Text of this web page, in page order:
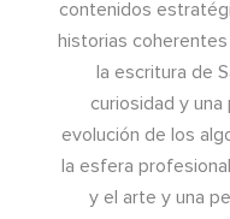
contenidos
historias coherentes
la escritura de
curiosidad y
evolución de los
la esfera
y el arte y una